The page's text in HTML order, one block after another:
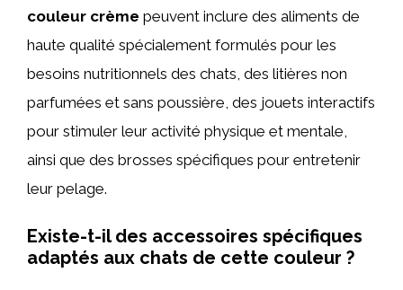
couleur crème peuvent inclure des aliments de
haute qualité spécialement formulés pour les
besoins nutritionnels des chats, des litières non
parfumées et sans poussière, des jouets interactifs
pour stimuler leur activité physique et mentale,
ainsi que des brosses spécifiques pour entretenir
leur pelage.
Existe-t-il des accessoires spécifiques
adaptés aux chats de cette couleur ?